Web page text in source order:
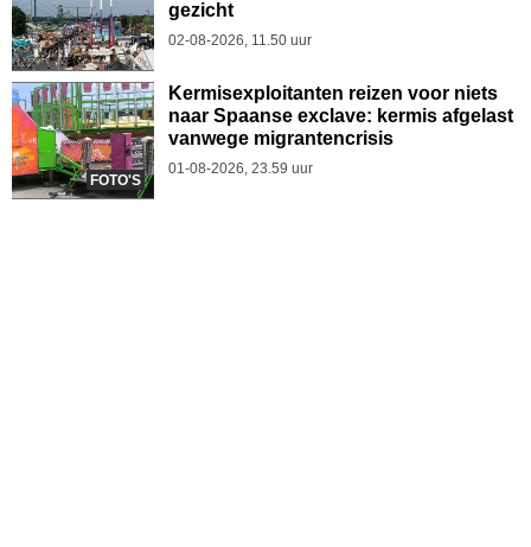
gezicht
02-08-2026, 11.50 uur
FOTO'S
Kermisexploitanten reizen voor niets
naar Spaanse exclave: kermis afgelast
vanwege migrantencrisis
01-08-2026, 23.59 uur